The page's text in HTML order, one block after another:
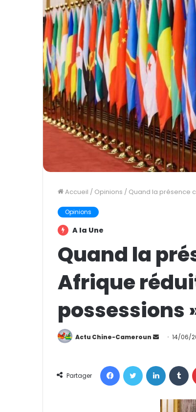
Accueil / Opinions / Quand la présence
Opinions
A la Une
Quand la
Afrique
possessions
Actu Chine-Cameroun
y
r
14/06/
Partager